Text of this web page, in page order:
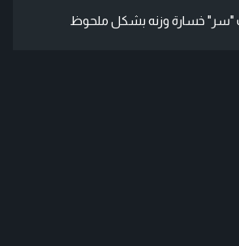
"سر" خسارة وزنه بشكل ملحوظ